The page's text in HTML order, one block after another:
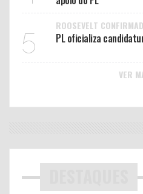
5 ROOSEVELT
PL oficializa
VER